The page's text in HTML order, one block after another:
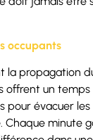
occupants
la propagation
offrent un
pour évacuer les
Chaque minute